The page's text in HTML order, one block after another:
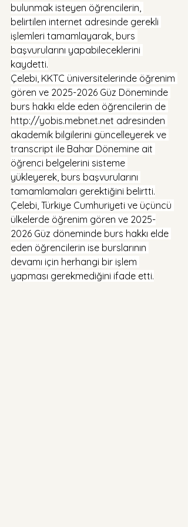
bulunmak isteyen öğrencilerin,
belirtilen internet adresinde gerekli
işlemleri tamamlayarak, burs
başvurularını yapabileceklerini
kaydetti.
Çelebi, KKTC üniversitelerinde öğrenim
gören ve 2025-2026 Güz Döneminde
burs hakkı elde eden öğrencilerin de
http://yobis.mebnet.net adresinden
akademik bilgilerini güncelleyerek ve
transcript ile Bahar Dönemine ait
öğrenci belgelerini sisteme
yükleyerek, burs başvurularını
tamamlamaları gerektiğini belirtti.
Çelebi, Türkiye Cumhuriyeti ve üçüncü
ülkelerde öğrenim gören ve 2025-
2026 Güz döneminde burs hakkı elde
eden öğrencilerin ise burslarının
devamı için herhangi bir işlem
yapması gerekmediğini ifade etti.